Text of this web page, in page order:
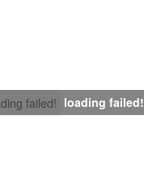
failed! loading failed!